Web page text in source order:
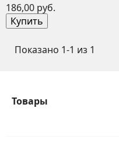
186,00 руб.
Купить
Показано 1-1 из 1
Товары